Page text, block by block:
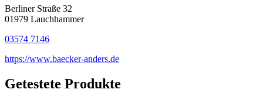
Berliner Straße 32
01979 Lauchhammer
03574 7146
https://www.baecker-anders.de
Getestete Produkte